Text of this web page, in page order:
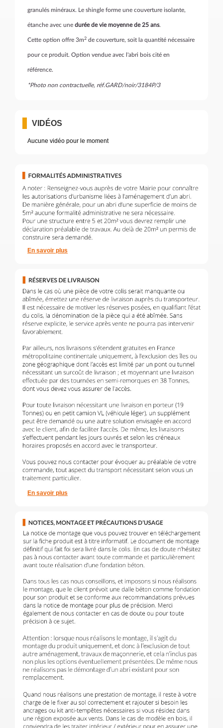
granulés minéraux. Le shingle forme une couverture isolante,
étanche avec une durée de vie moyenne de 25 ans.
Cette option offre 3m2 de couverture, soit la quantité nécessaire
pour ce produit. Option vendue avec l'abri bois cité en
référence.
*Photo non contractuelle, réf.GARD/noir/3184P/3
VIDÉOS
Aucune vidéo pour le moment
En savoir plus
En savoir plus